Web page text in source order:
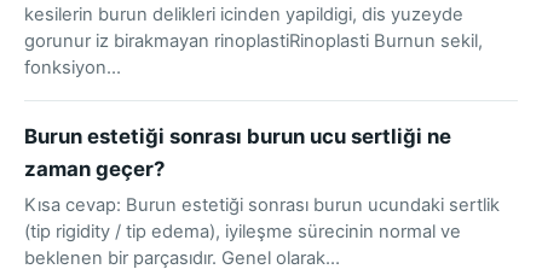
kesilerin burun delikleri icinden yapildigi, dis yuzeyde
gorunur iz birakmayan rinoplastiRinoplasti Burnun sekil,
fonksiyon…
Burun estetiği sonrası burun ucu sertliği ne
zaman geçer?
Kısa cevap: Burun estetiği sonrası burun ucundaki sertlik
(tip rigidity / tip edema), iyileşme sürecinin normal ve
beklenen bir parçasıdır. Genel olarak…